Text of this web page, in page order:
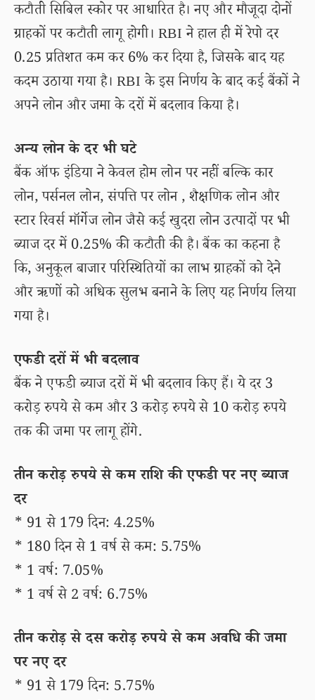
कटौती सिबिल स्कोर पर आधारित है। नए और मौजूदा दोनों
ग्राहकों पर कटौती लागू होगी। RBI ने हाल ही में रेपो दर
0.25 प्रतिशत कम कर 6% कर दिया है, जिसके बाद यह
कदम उठाया गया है। RBI के इस निर्णय के बाद कई बैंकों ने
अपने लोन और जमा के दरों में बदलाव किया है।
अन्य लोन के दर भी घटे
बैंक ऑफ इंडिया ने केवल होम लोन पर नहीं बल्कि कार
लोन, पर्सनल लोन, संपत्ति पर लोन , शैक्षणिक लोन और
स्टार रिवर्स मॉर्गेज लोन जैसे कई खुदरा लोन उत्पादों पर भी
ब्याज दर में 0.25% की कटौती की है। बैंक का कहना है
कि, अनुकूल बाजार परिस्थितियों का लाभ ग्राहकों को देने
और ऋणों को अधिक सुलभ बनाने के लिए यह निर्णय लिया
गया है।
एफडी दरों में भी बदलाव
बैंक ने एफडी ब्याज दरों में भी बदलाव किए हैं। ये दर 3
करोड़ रुपये से कम और 3 करोड़ रुपये से 10 करोड़ रुपये
तक की जमा पर लागू होंगे.
तीन करोड़ रुपये से कम राशि की एफडी पर नए ब्याज
दर
* 91 से 179 दिन: 4.25%
* 180 दिन से 1 वर्ष से कम: 5.75%
* 1 वर्ष: 7.05%
* 1 वर्ष से 2 वर्ष: 6.75%
तीन करोड़ से दस करोड़ रुपये से कम अवधि की जमा
पर नए दर
* 91 से 179 दिन: 5.75%